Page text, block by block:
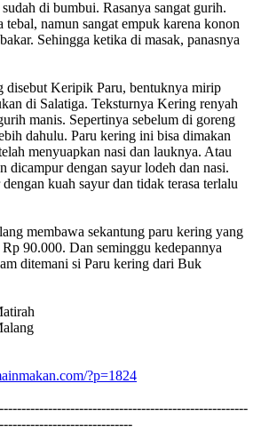
di bumbui. Rasanya sangat gurih.
tebal, namun sangat empuk karena konon
Sehingga ketika di masak, panasnya
disebut Keripik Paru, bentuknya mirip
di Salatiga. Teksturnya Kering renyah
manis. Sepertinya sebelum di goreng
dahulu. Paru kering ini bisa dimakan
menyuapkan nasi dan lauknya. Atau
dicampur dengan sayur lodeh dan nasi.
kuah sayur dan tidak terasa terlalu
membawa sekantung paru kering yang
90.000. Dan seminggu kedepannya
ditemani si Paru kering dari Buk
?p=1824